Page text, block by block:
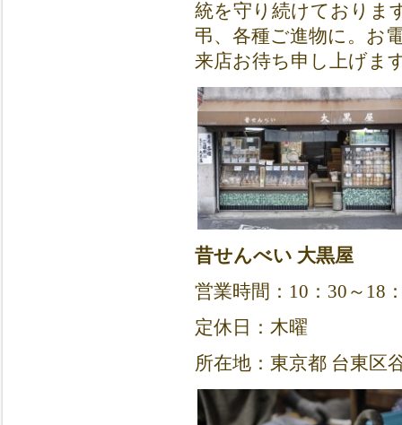
統を守り続けておりま
弔、各種ご進物に。お
来店お待ち申し上げま
昔せんべい 大黒屋
営業時間：10：30～18
定休日：木曜
所在地：東京都 台東